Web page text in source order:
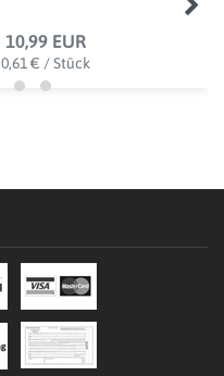
10,99 EUR
0,61 € / Stück